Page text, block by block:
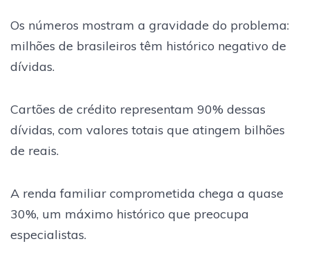
Os números mostram a gravidade do problema:
milhões de brasileiros têm histórico negativo de
dívidas.
Cartões de crédito representam 90% dessas
dívidas, com valores totais que atingem bilhões
de reais.
A renda familiar comprometida chega a quase
30%, um máximo histórico que preocupa
especialistas.